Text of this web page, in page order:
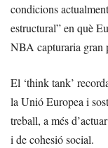
condicions
estructural” en què
NBA capturaria gran
El ‘think tank’
la Unió Europea i
treball, a més
i de cohesió social.